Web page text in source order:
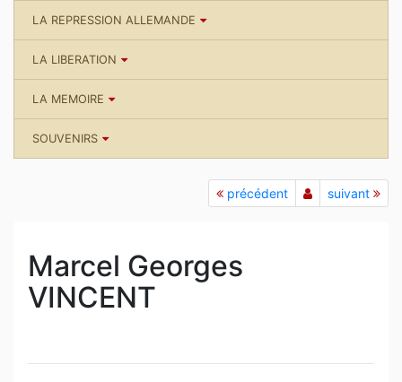
LA REPRESSION ALLEMANDE
LA LIBERATION
LA MEMOIRE
SOUVENIRS
précédent suivant
Marcel Georges
VINCENT